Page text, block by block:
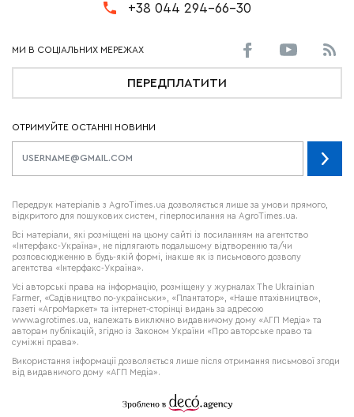
+38 044 294-66-30
ПЕРЕДПЛАТИТИ
ОТРИМУЙТЕ ОСТАННІ НОВИНИ
Передрук матеріалів з AgroTimes.ua дозволяється лише за умови прямого,
відкритого для пошукових систем, гіперпосилання на AgroTimes.ua.
Всі матеріали, які розміщені на цьому сайті із посиланням на агентство
«Інтерфакс-Україна», не підлягають подальшому відтворенню та/чи
розповсюдженню в будь-якій формі, інакше як із письмового дозволу
агентства «Інтерфакс-Україна».
Усі авторські права на інформацію, розміщену у журналах The Ukrainian
Farmer , «Садівництво по-українськи», «Плантатор», «Наше птахівництво»,
газеті «АгроМаркет» та інтернет-сторінці видань за адресою
www.agrotimes.ua,
належать виключно видавничому дому «АГП Медіа» та
авторам публікацій, згідно із Законом України «Про авторське право та
суміжні права».
Використання інформації дозволяється лише після отримання письмової згоди
від видавничого дому «АГП Медіа».